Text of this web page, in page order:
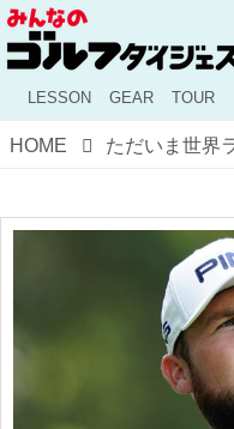
LESSON GEAR TOUR
HOME